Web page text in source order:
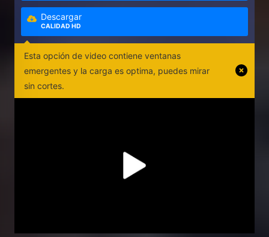
Descargar
CALIDAD HD
Esta opción de video contiene ventanas
emergentes y la carga es optima, puedes mirar
sin cortes.